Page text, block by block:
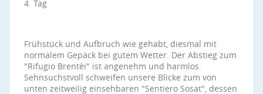
4. Tag
Frühstück und Aufbruch wie gehabt, diesmal mit
normalem Gepäck bei gutem Wetter. Der Abstieg zum
"Rifugio Brentèi" ist angenehm und harmlos.
Sehnsuchstvoll schweifen unsere Blicke zum von
unten zeitweilig einsehbaren "Sentiero Sosat", dessen